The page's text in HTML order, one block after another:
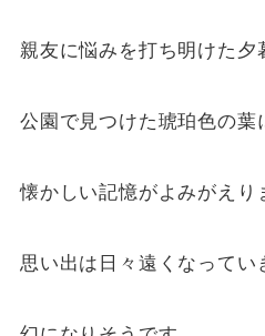
親友に悩みを打ち明けた夕
公園で見つけた琥珀色の葉
懐かしい記憶がよみがえり
思い出は日々遠くなってい